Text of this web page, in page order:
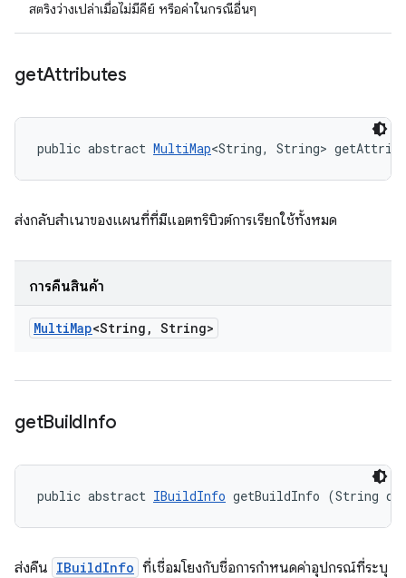
สตริงว่างเปล่าเมื่อไม่มีคีย์ หรือค่าในกรณีอื่นๆ
getAttributes
public abstract MultiMap<String, String>
ส่งกลับสำเนาของแผนที่ที่มีแอตทริบิวต์การเรียกใช้ทั้งหมด
การคืนสินค้า
MultiMap<String , String>
getBuildInfo
public abstract IBuildInfo getBuildInfo (String
ส่งคืน IBuildInfo ที่เชื่อมโยงกับชื่อการกำหนดค่าอุปกรณ์ที่ระบุ